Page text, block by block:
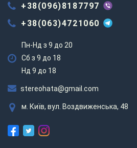
+38(096)8187797
+38(063)4721060
Пн-Нд з 9 до 20
Сб з 9 до 18
Нд 9 до 18
stereohata@gmail.com
м. Київ, вул. Воздвиженська, 48